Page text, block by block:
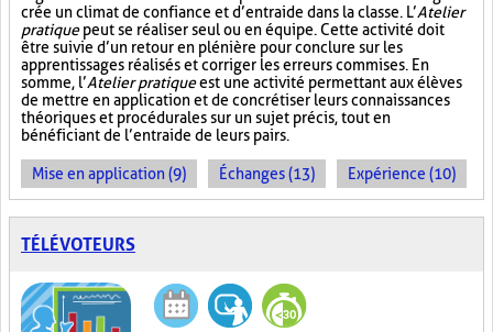
crée un climat de confiance et d’entraide dans la classe. L’Atelier
pratiquepeut se réaliser seul ou en équipe. Cette activité doit
être suivie d’un retour en plénière pour conclure sur les
apprentissages réalisés et corriger les erreurs commises. En
somme, l’Atelier pratiqueest une activité permettant aux élèves
de mettre en application et de concrétiser leurs connaissances
théoriques et procédurales sur un sujet précis, tout en
bénéficiant de l’entraide de leurs pairs.
Mise en application (9) Échanges (13) Expérience (10)
TÉLÉVOTEURS